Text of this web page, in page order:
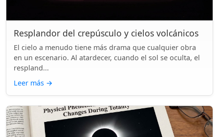
Resplandor del crepúsculo y cielos volcánicos
El cielo a menudo tiene más drama que cualquier obra
en un escenario. Al atardecer, cuando el sol se oculta, el
respland...
Leer más →